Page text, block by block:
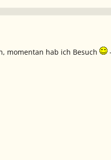
momentan hab ich Besuch